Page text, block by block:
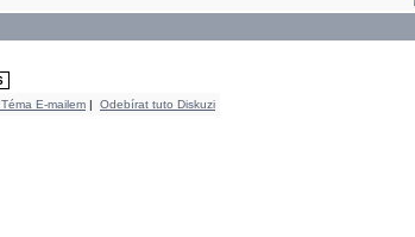
E-mailem | Odebírat tuto Diskuzi